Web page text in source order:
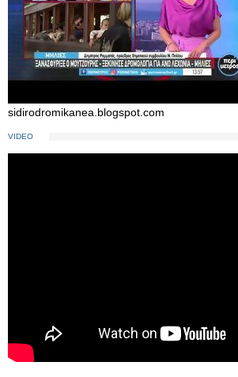
sidirodromikanea.blogspot.com
VIDEO